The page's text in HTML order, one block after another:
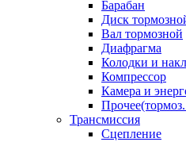
Барабан
Диск
Вал тормозной
Диафрагма
Колодки и
Компрессор
Камера и
Трансмиссия
Сцепление